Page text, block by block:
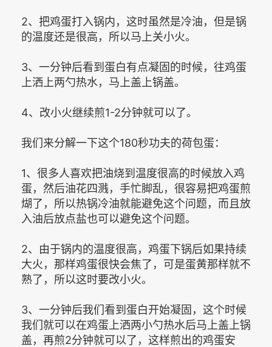
2、把鸡蛋打入锅内，这时虽然是冷油，但是锅
的温度还是很高，所以马上关小火。
3、一分钟后看到蛋白有点凝固的时候，往鸡蛋
上洒上两勺热水，马上盖上锅盖。
4、改小火继续煎1-2分钟就可以了。
我们来分解一下这个180秒功夫的荷包蛋：
1、很多人喜欢把油烧到温度很高的时候放入鸡
蛋，然后油花四溅，手忙脚乱，很容易把鸡蛋煎
煳了，所以热锅冷油就能避免这个问题，而且放
入油后放点盐也可以避免这个问题。
2、由于锅内的温度很高，鸡蛋下锅后如果持续
大火，那样鸡蛋很快会焦了，可是蛋黄那样就不
熟了，所以这时要改小火。
3、一分钟后我们看到蛋白开始凝固，这个时候
我们就可以在鸡蛋上洒两小勺热水后马上盖上锅
盖，再煎2分钟就可以了，这样煎出的鸡蛋安